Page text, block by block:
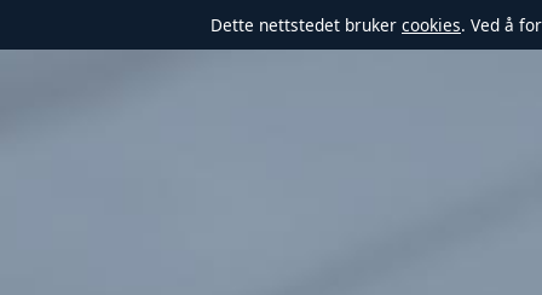
Dette nettstedet bruker cookies. Ved å